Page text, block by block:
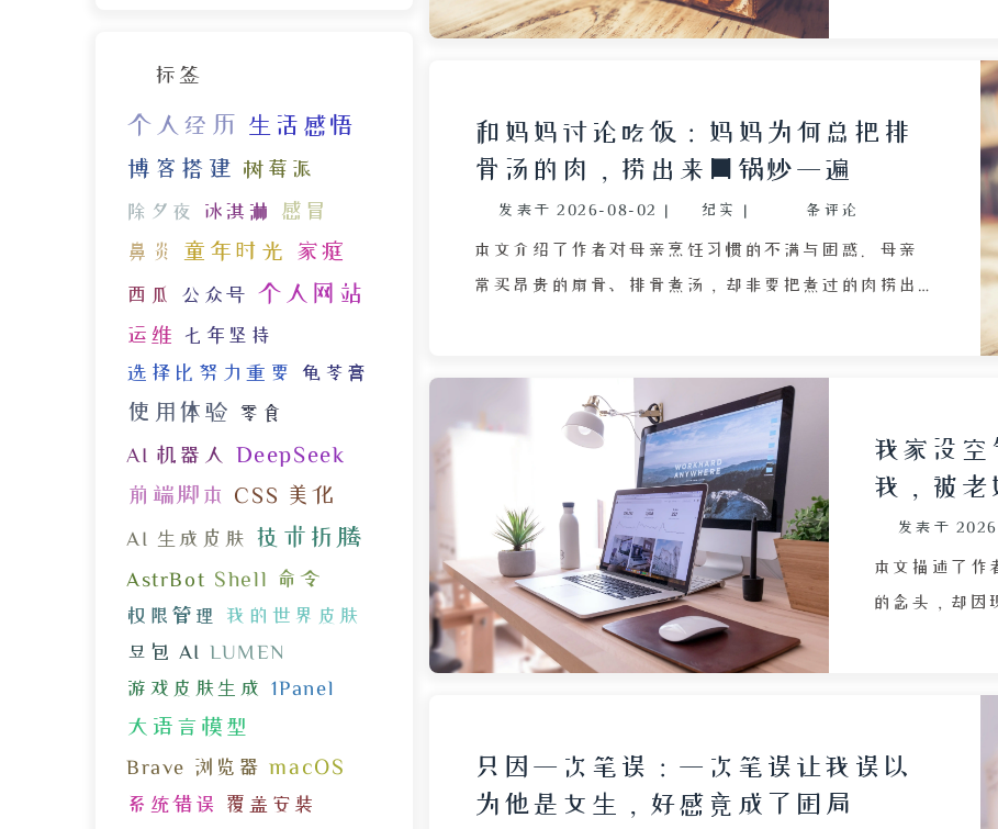
抒发了对旧
从灯光骤变
人的适应性，
光为线索，
和妈妈讨论吃饭：妈妈为何总把排
骨汤的肉，捞出来回锅炒一遍
发表于 2026-08-02 | 纪实 | 条评论
本文介绍了作者对母亲烹饪习惯的不满与困惑。母亲
常买昂贵的扇骨、排骨煮汤，却非要把煮过的肉捞出
贡献全部鲜甜，二次加工纯属浪费，且一餐成本高达
60 至 100 多元，性价比极低。他向往清清爽爽的药材
汤或简单的豆腐肉沫汤，既暖胃又实惠，十几块钱便
能做成。然而母亲固守旧观念，总听信他人“豆腐汤
没营养”的说法，不肯改变。文章通过日常饮食冲
突，折射出两代人消费观与生活智慧的差异，表达了
对健康、简单、务实烹饪方式的渴望，同时也暗含对
母亲固执心意的无奈与理解。
我家没空
我，被老
发表于
本文描述了作
的念头，却因
失落感。尽
作为南方人
季，作者理性
状况。作者
只因一次笔误：一次笔误让我误以
为他是女生，好感竟成了困局
标签
个人经历 生活感悟
博客搭建 树莓派
除夕夜 冰淇淋 感冒
鼻炎 童年时光 家庭
西瓜 公众号 个人网站
运维 七年坚持
选择比努力重要 龟苓膏
使用体验 零食
AI 机器人
DeepSeek
前端脚本
CSS 美化
AI 生成皮肤 技术折腾
AstrBot Shell 命令
权限管理
我的世界皮肤
豆包 AI
LUMEN
游戏皮肤生成
1Panel
大语言模型
Brave 浏览器 macOS
系统错误 覆盖安装